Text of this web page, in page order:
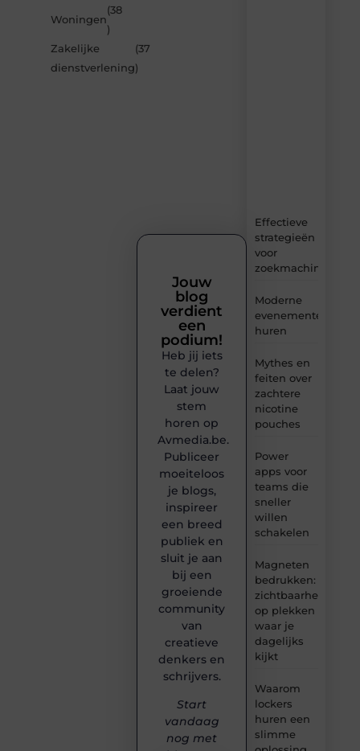
Woningen
(38
)
Zakelijke
dienstverlening
(37
)
Effectieve
strategieën
voor
Moderne
evenementenvloer
huren
Mythes en
feiten over
zachtere
nicotine
pouches
Power
apps voor
teams die
sneller
willen
schakelen
Magneten
bedrukken:
zichtbaarheid
op plekken
waar je
dagelijks
kijkt
Waarom
lockers
huren een
slimme
Jouw
blog
verdient
een
podium!
Heb jij iets
te delen?
Laat jouw
stem
horen op
Avmedia.be.
Publiceer
moeiteloos
je blogs,
inspireer
een breed
publiek en
sluit je aan
bij een
groeiende
community
van
creatieve
denkers en
schrijvers.
Start
vandaag
nog met